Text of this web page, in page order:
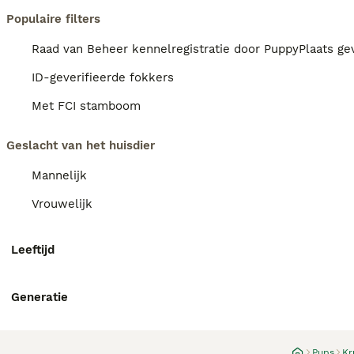
Populaire filters
Raad van Beheer kennelregistratie door PuppyPlaats
ID-geverifieerde fokkers
Met FCI stamboom
Geslacht van het huisdier
Mannelijk
Vrouwelijk
Leeftijd
Generatie